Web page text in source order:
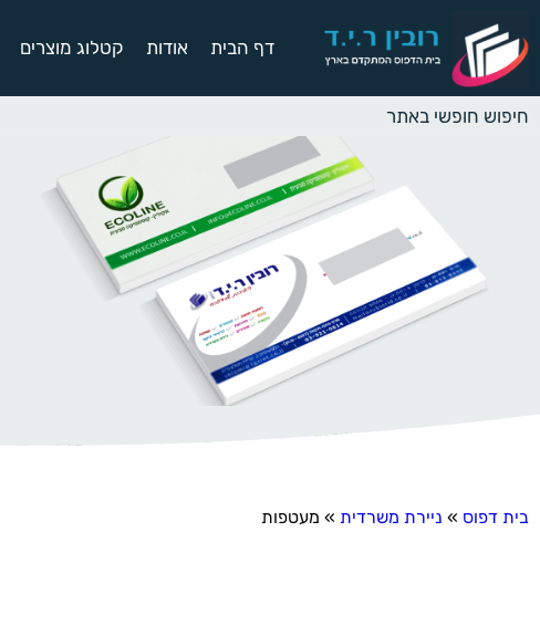
דף הבית אודות קטלוג מוצרים
בית דפוס » ניירת משרדית » מעטפות